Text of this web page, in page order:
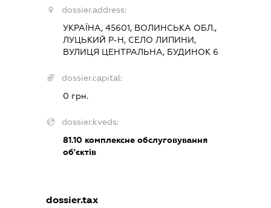
dossier.address:
УКРАЇНА, 45601, ВОЛИНСЬКА ОБЛ.,
ЛУЦЬКИЙ Р-Н, СЕЛО ЛИПИНИ,
ВУЛИЦЯ ЦЕНТРАЛЬНА, БУДИНОК 6
dossier.capital:
0 грн.
dossier.kveds:
81.10 комплексне обслуговування
об'єктів
dossier.tax